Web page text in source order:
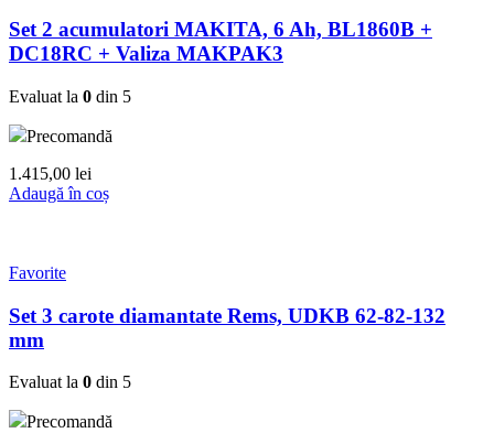
Set 2 acumulatori MAKITA, 6 Ah, BL1860B +
DC18RC + Valiza MAKPAK3
Evaluat la 0 din 5
Precomandă
1.415,00 lei
Adaugă în coș
Favorite
Set 3 carote diamantate Rems, UDKB 62-82-132
mm
Evaluat la 0 din 5
Precomandă